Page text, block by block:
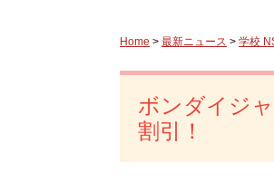
Home > 最新ニュース > 学校
ボンダイジ
割引！